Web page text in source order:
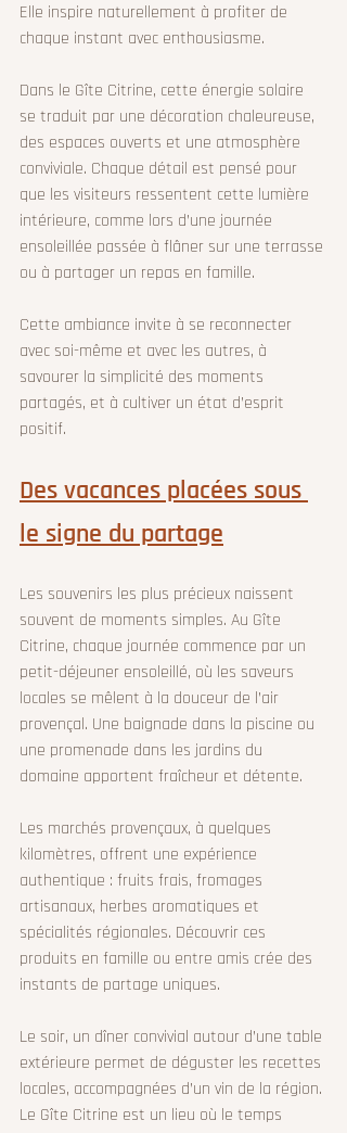
Elle inspire naturellement à profiter de
chaque instant avec enthousiasme.
Dans le Gîte Citrine, cette énergie solaire
se traduit par une décoration chaleureuse,
des espaces ouverts et une atmosphère
conviviale. Chaque détail est pensé pour
que les visiteurs ressentent cette lumière
intérieure, comme lors d’une journée
ensoleillée passée à flâner sur une terrasse
ou à partager un repas en famille.
Cette ambiance invite à se reconnecter
avec soi-même et avec les autres, à
savourer la simplicité des moments
partagés, et à cultiver un état d’esprit
positif.
Des vacances placées sous
le signe du partage
Les souvenirs les plus précieux naissent
souvent de moments simples. Au Gîte
Citrine, chaque journée commence par un
petit-déjeuner ensoleillé, où les saveurs
locales se mêlent à la douceur de l’air
provençal. Une baignade dans la piscine ou
une promenade dans les jardins du
domaine apportent fraîcheur et détente.
Les marchés provençaux, à quelques
kilomètres, offrent une expérience
authentique : fruits frais, fromages
artisanaux, herbes aromatiques et
spécialités régionales. Découvrir ces
produits en famille ou entre amis crée des
instants de partage uniques.
Le soir, un dîner convivial autour d’une table
extérieure permet de déguster les recettes
locales, accompagnées d’un vin de la région.
Le Gîte Citrine est un lieu où le temps